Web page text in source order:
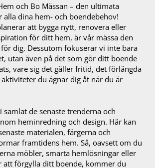
och Bo Mässan – den ultimata
alla dina hem- och boendebehov!
att bygga nytt, renovera eller
för ditt hem, är vår mässa den
dig. Dessutom fokuserar vi inte bara
utan även på det som gör ditt boende
vare sig det gäller fritid, det förlängda
du ägnar dig åt när du är
samlat de senaste trenderna och
heminredning och design. Här kan
materialen, färgerna och
framtidens hem. Så, oavsett om du
möbler, smarta hemlösningar eller
att förgylla ditt boende, kommer du